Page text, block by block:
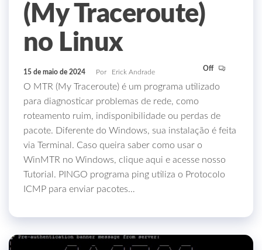
(My Traceroute)
no Linux
15 de maio de 2024 Por Erick Andrade Off
O MTR (My Traceroute) é um programa utilizado
para diagnosticar problemas de rede, como
roteamento ruim, indisponibilidade ou perdas de
pacote. Diferente do Windows, sua instalação é feita
via Terminal. Caso queira saber como usar o
WinMTR no Windows, clique aqui e acesse nosso
Tutorial. PINGO programa ping utiliza o Protocolo
ICMP para enviar pacotes…